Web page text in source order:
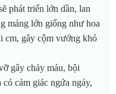
phát triển lớn dần, lan
mảng lớn giống như hoa
cm, gây cộm vướng khó
gây chảy máu, bội
cảm giác ngứa ngáy,